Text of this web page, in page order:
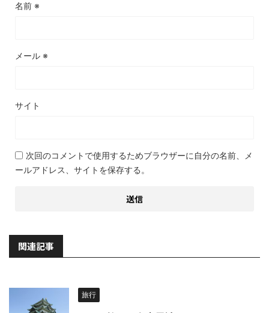
名前 ※
メール ※
サイト
次回のコメントで使用するためブラウザーに自分の名前、メ
ールアドレス、サイトを保存する。
関連記事
旅行